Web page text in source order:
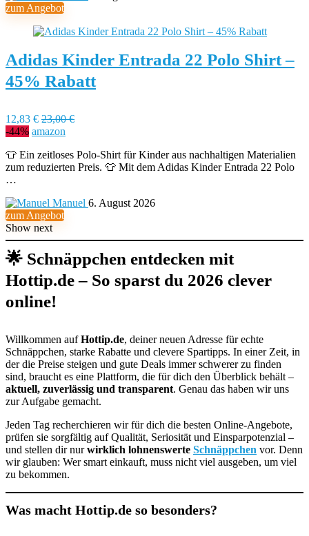
zum Angebot
Adidas Kinder Entrada 22 Polo Shirt –
45% Rabatt
12,83 € 23,00 €
-44% amazon
👕 Ein zeitloses Polo-Shirt für Kinder aus nachhaltigen Materialien
zum reduzierten Preis. 👕 Mit dem Adidas Kinder Entrada 22 Polo
…
Manuel 6. August 2026
zum Angebot
Show next
🌟 Schnäppchen entdecken mit
Hottip.de – So sparst du 2026 clever
online!
Willkommen aufHottip.de, deiner neuen Adresse für echte
Schnäppchen, starke Rabatte und clevere Spartipps. In einer Zeit, in
der die Preise steigen und gute Deals immer schwerer zu finden
sind, braucht es eine Plattform, die für dich den Überblick behält –
aktuell, zuverlässig und transparent. Genau das haben wir uns
zur Aufgabe gemacht.
Jeden Tag recherchieren wir für dich die besten Online-Angebote,
prüfen sie sorgfältig auf Qualität, Seriosität und Einsparpotenzial –
und stellen dir nurwirklich lohnenswerte Schnäppchen vor. Denn
wir glauben: Wer smart einkauft, muss nicht viel ausgeben, um viel
zu bekommen.
Was macht Hottip.de so besonders?